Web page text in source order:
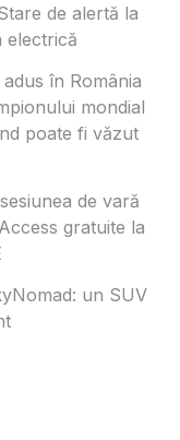
de alertă la
electrică
în România
mondial
poate fi văzut
de vară
gratuite la
un SUV